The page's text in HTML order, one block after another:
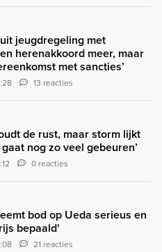
jeugdregeling met
herenakkoord meer, maar
met sancties’
13 reacties
de rust, maar storm lijkt
gaat nog zo veel gebeuren’
0 reacties
bod op Ueda serieus en
bepaald'
21 reacties